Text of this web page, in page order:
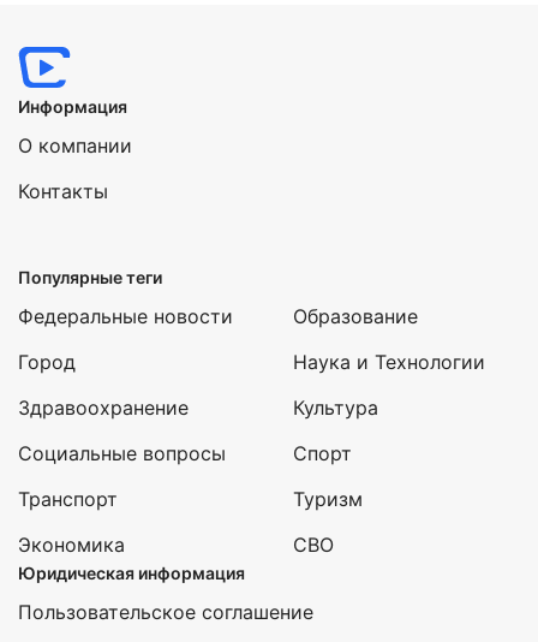
Информация
О компании
Контакты
Популярные теги
Федеральные новости
Город
Здравоохранение
Социальные вопросы
Транспорт
Экономика
Образование
Наука и Технологии
Культура
Спорт
Туризм
СВО
Юридическая информация
Пользовательское соглашение